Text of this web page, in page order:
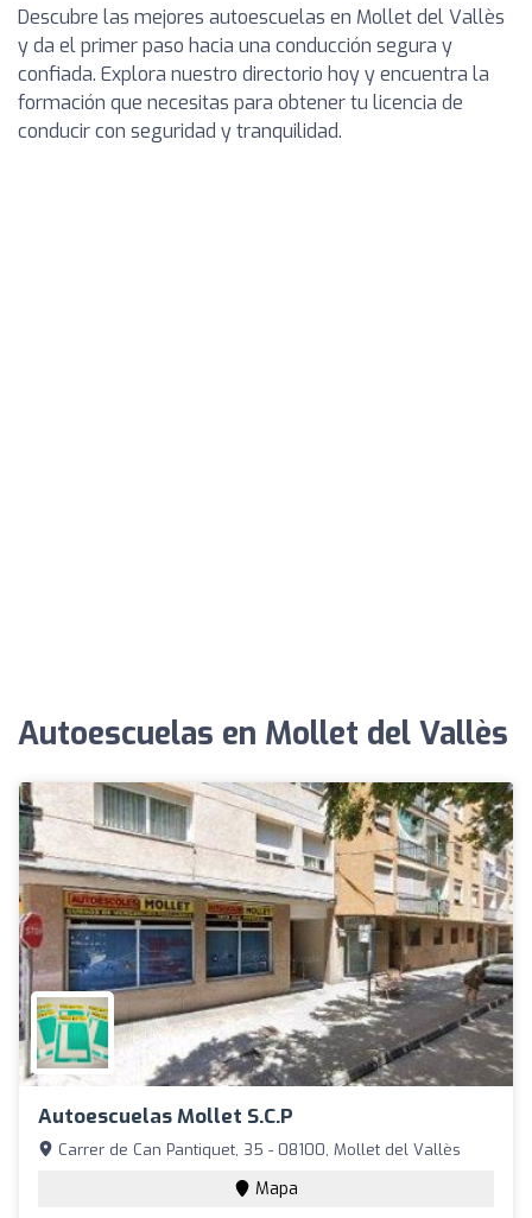
Descubre las mejores autoescuelas en Mollet del Vallès
y da el primer paso hacia una conducción segura y
confiada. Explora nuestro directorio hoy y encuentra la
formación que necesitas para obtener tu licencia de
conducir con seguridad y tranquilidad.
Autoescuelas en Mollet del Vallès
Autoescuelas Mollet S.C.P
Carrer de Can Pantiquet, 35 - 08100, Mollet del Vallès
Mapa